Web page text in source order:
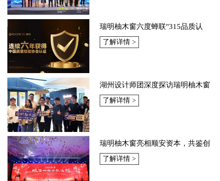
瑞明柚木窗六度蝉联"315品质认
证"！以匠心领航品质，定义品质
了解详情 >
湖州设计师团深度探访瑞明柚木窗
了解详情 >
瑞明柚木窗亮相顺安资本，共鉴创
新与未来
了解详情 >